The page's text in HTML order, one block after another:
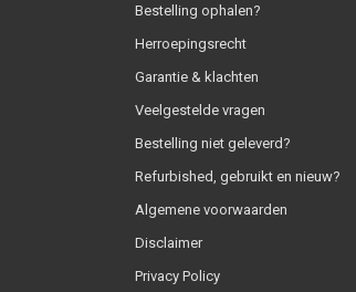
Bestelling ophalen?
Herroepingsrecht
Garantie & klachten
Veelgestelde vragen
Bestelling niet geleverd?
Refurbished, gebruikt en nieuw?
Algemene voorwaarden
Disclaimer
Privacy Policy